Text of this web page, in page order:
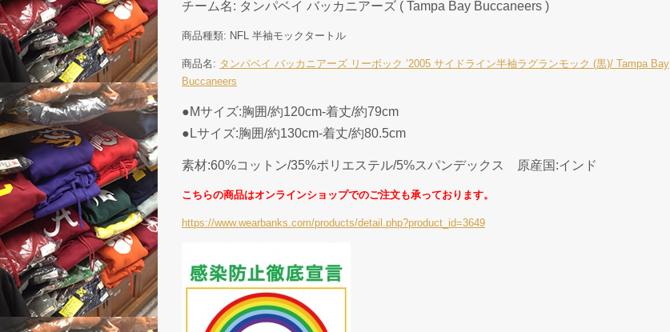
チーム名: タンパベイ バッカニアーズ ( Tampa Bay Buccaneers )
商品種類: NFL 半袖モックタートル
商品名: タンパベイ バッカニアーズ リーボック ’2005 サイドライン半袖ラグランモック (黒)/ Tampa Bay
Buccaneers
●Mサイズ:胸囲/約120cm-着丈/約79cm
●Lサイズ:胸囲/約130cm-着丈/約80.5cm
素材:60%コットン/35%ポリエステル/5%スパンデックス 原産国:インド
こちらの商品はオンラインショップでのご注文も承っております。
https://www.wearbanks.com/products/detail.php?product_id=3649